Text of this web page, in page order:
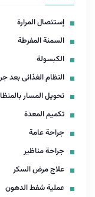
إستئصال المرارة
السمنة المفرطة
الكبسولة
النظام الغذائى بعد
تحويل المسار
تكميم المعدة
جراحة عامة
جراحة مناظير
علاج مرض السكر
عملية شفط الدهون